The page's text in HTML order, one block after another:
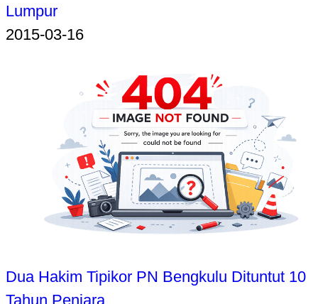
Lumpur
2015-03-16
Dua Hakim Tipikor PN Bengkulu Dituntut 10
Tahun Penjara